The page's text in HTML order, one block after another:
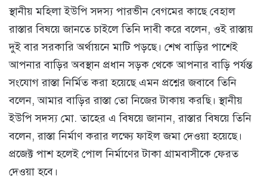
স্থানীয় মহিলা ইউপি সদস্য পারভীন বেগমের কাছে বেহাল
রাস্তার বিষয়ে জানতে চাইলে তিনি দাবী করে বলেন, ওই রাস্তায়
দুই বার সরকারি অর্থায়নে মাটি পড়ছে। শেখ বাড়ির পাশেই
আপনার বাড়ির অবস্থান প্রধান সড়ক থেকে আপনার বাড়ি পর্যন্ত
সংযোগ রাস্তা নির্মিত করা হয়েছে এমন প্রশ্নের জবাবে তিনি
বলেন, আমার বাড়ির রাস্তা তো নিজের টাকায় করছি। স্থানীয়
ইউপি সদস্য মো. তাহের এ বিষয়ে জানান, রাস্তার বিষয়ে তিনি
বলেন, রাস্তা নির্মাণ করার লক্ষ্যে ফাইল জমা দেওয়া হয়েছে।
প্রজেক্ট পাশ হলেই পোল নির্মাণের টাকা গ্রামবাসীকে ফেরত
দেওয়া হবে।